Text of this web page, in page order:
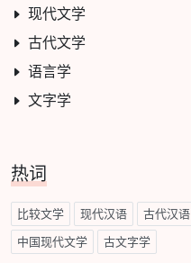
现代文学
古代文学
语言学
文字学
热词
比较文学 现代汉语 古代汉语
中国现代文学 古文字学